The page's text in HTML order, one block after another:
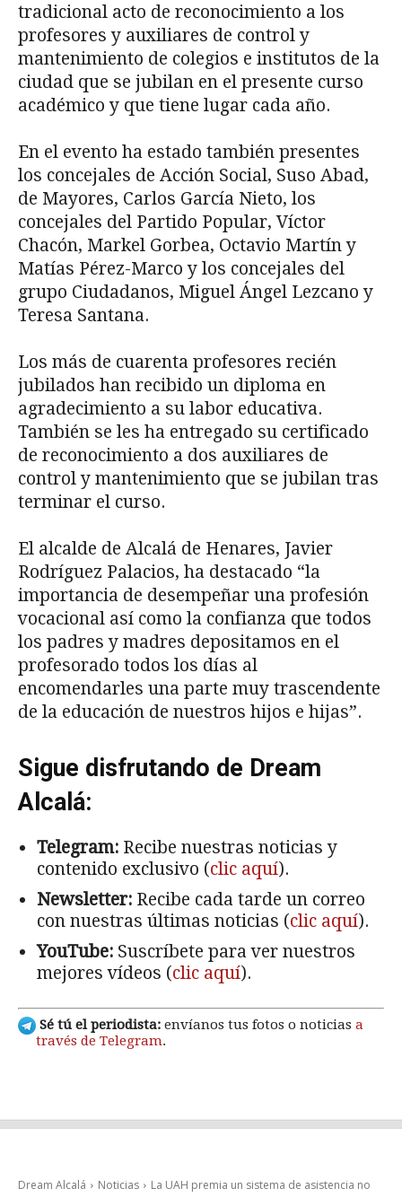
tradicional acto de reconocimiento a los
profesores y auxiliares de control y
mantenimiento de colegios e institutos de la
ciudad que se jubilan en el presente curso
académico y que tiene lugar cada año.
En el evento ha estado también presentes
los concejales de Acción Social, Suso Abad,
de Mayores, Carlos García Nieto, los
concejales del Partido Popular, Víctor
Chacón, Markel Gorbea, Octavio Martín y
Matías Pérez-Marco y los concejales del
grupo Ciudadanos, Miguel Ángel Lezcano y
Teresa Santana.
Los más de cuarenta profesores recién
jubilados han recibido un diploma en
agradecimiento a su labor educativa.
También se les ha entregado su certificado
de reconocimiento a dos auxiliares de
control y mantenimiento que se jubilan tras
terminar el curso.
El alcalde de Alcalá de Henares, Javier
Rodríguez Palacios, ha destacado “la
importancia de desempeñar una profesión
vocacional así como la confianza que todos
los padres y madres depositamos en el
profesorado todos los días al
encomendarles una parte muy trascendente
de la educación de nuestros hijos e hijas”.
Sigue disfrutando de Dream
Alcalá:
Telegram: Recibe nuestras noticias y
contenido exclusivo (clic aquí).
Newsletter: Recibe cada tarde un correo
con nuestras últimas noticias (clic aquí).
YouTube: Suscríbete para ver nuestros
mejores vídeos (clic aquí).
Sé tú el periodista: envíanos tus fotos o noticias a
través de Telegram.